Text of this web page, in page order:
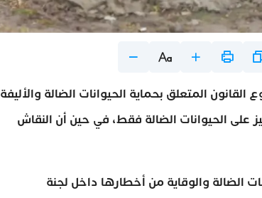
المتعلق بحماية الحيوانات الضالة والأليفة
على الحيوانات الضالة فقط، في حين أن النقاش
المتعلق بحماية الحيوانات الضالة والوقاية من أخطارها داخل لجنة